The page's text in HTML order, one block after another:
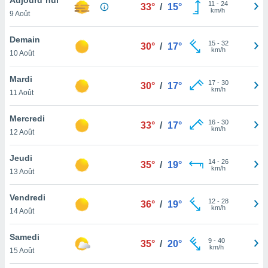
et
»,
au
vous
qu'ils
ou
le
ainsi
un
la
du
9 Août
33° / 15° 11 - 24
km/h
Demain
10 Août
30° / 17° 15- 32
km/h
Mardi
11 Août
30° / 17° 17- 30
km/h
Mercredi
12 Août
33° / 17° 16- 30
km/h
Jeudi
13 Août
35° / 19° 14- 26
km/h
Vendredi
14 Août
36° / 19° 12- 28
km/h
Samedi
15 Août
35° / 20° 9- 40
km/h